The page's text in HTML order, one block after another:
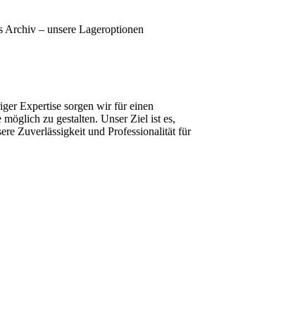
Archiv – unsere Lageroptionen
Expertise sorgen wir für einen
zu gestalten. Unser Ziel ist es,
Zuverlässigkeit und Professionalität für